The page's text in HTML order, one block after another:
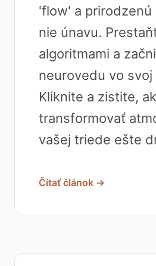
'flow' a prirodzenú
nie únavu.
algoritmami a
neurovedu vo
Kliknite a zistite,
transformovať
vašej triede ešte
Čítať článok →